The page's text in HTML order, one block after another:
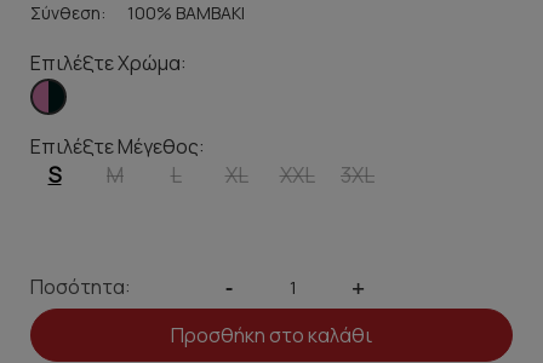
Σύνθεση:
100% ΒΑΜΒΑΚΙ
Επιλέξτε Χρώμα:
Επιλέξτε Μέγεθος:
S M L XL XXL 3XL
Ποσότητα: - +
Προσθήκη στο καλάθι